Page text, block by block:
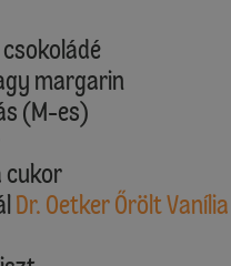
margarin
(M-es)
cukor
Dr. Oetker Őrölt Vanília